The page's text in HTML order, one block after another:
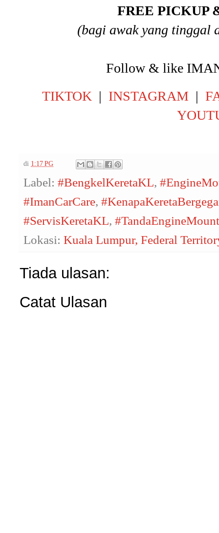
FREE PICKUP
(bagi awak yang tinggal
Follow & like
TIKTOK | INSTAGRAM |
di 1:17 PG
Label: #BengkelKeretaKL,
#ImanCarCare,
#ServisKeretaKL,
Lokasi: Kuala Lumpur, Federal
Tiada ulasan:
Catat Ulasan